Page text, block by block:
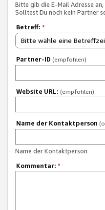
Bitte gib die E-Mail Adresse
Solltest Du noch kein Partner
Betreff: *
Bitte wähle eine
Partner-ID (empfohlen)
Website URL: (empfohlen)
Name der Kontaktperson
Name der Kontaktperson
Kommentar: *